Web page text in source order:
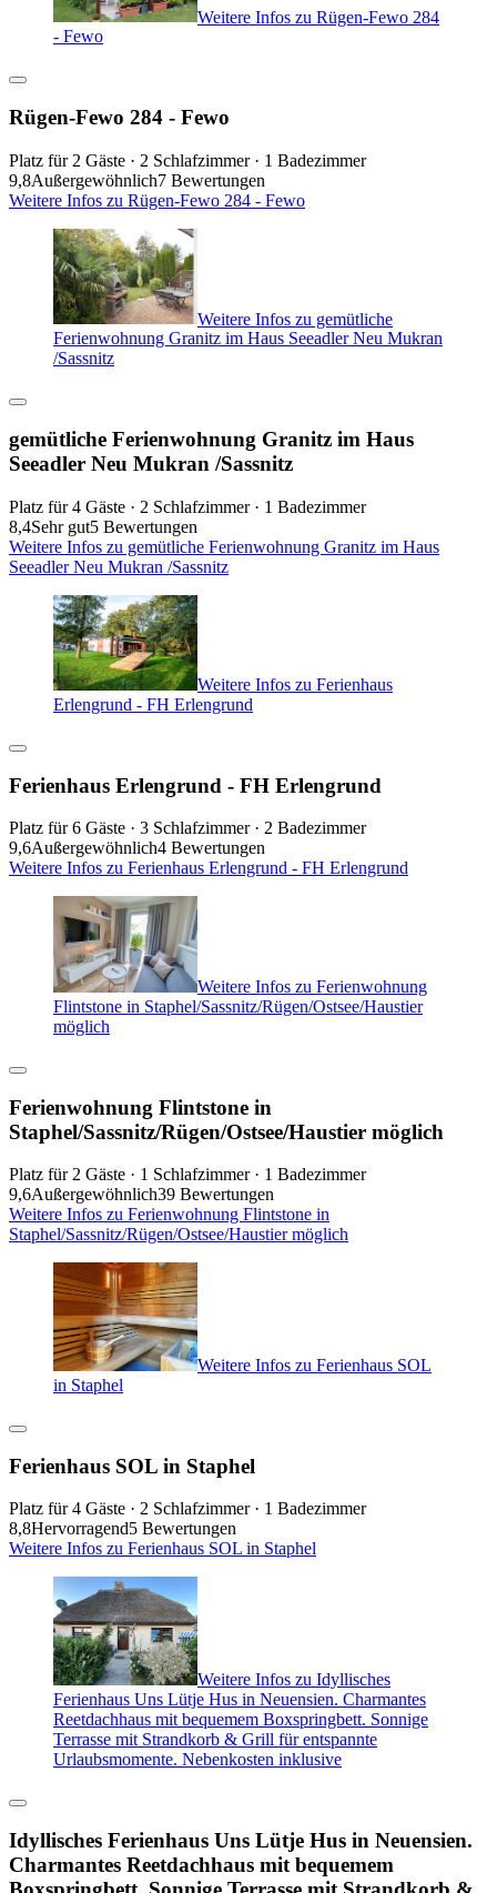
Weitere Infos zu Rügen-Fewo 284
- Fewo
Rügen-Fewo 284 - Fewo
Platz für 2 Gäste · 2 Schlafzimmer · 1 Badezimmer
9,8Außergewöhnlich7 Bewertungen
Weitere Infos zu Rügen-Fewo 284 - Fewo
Weitere Infos zu gemütliche
Ferienwohnung Granitz im Haus Seeadler Neu Mukran
/Sassnitz
gemütliche Ferienwohnung Granitz im Haus
Seeadler Neu Mukran /Sassnitz
Platz für 4 Gäste · 2 Schlafzimmer · 1 Badezimmer
8,4Sehr gut5 Bewertungen
Weitere Infos zu gemütliche Ferienwohnung Granitz im Haus
Seeadler Neu Mukran /Sassnitz
Weitere Infos zu Ferienhaus
Erlengrund - FH Erlengrund
Ferienhaus Erlengrund - FH Erlengrund
Platz für 6 Gäste · 3 Schlafzimmer · 2 Badezimmer
9,6Außergewöhnlich4 Bewertungen
Weitere Infos zu Ferienhaus Erlengrund - FH Erlengrund
Weitere Infos zu Ferienwohnung
Flintstone in Staphel/Sassnitz/Rügen/Ostsee/Haustier
möglich
Ferienwohnung Flintstone in
Staphel/Sassnitz/Rügen/Ostsee/Haustier möglich
Platz für 2 Gäste · 1 Schlafzimmer · 1 Badezimmer
9,6Außergewöhnlich39 Bewertungen
Weitere Infos zu Ferienwohnung Flintstone in
Staphel/Sassnitz/Rügen/Ostsee/Haustier möglich
Weitere Infos zu Ferienhaus SOL
in Staphel
Ferienhaus SOL in Staphel
Platz für 4 Gäste · 2 Schlafzimmer · 1 Badezimmer
8,8Hervorragend5 Bewertungen
Weitere Infos zu Ferienhaus SOL in Staphel
Weitere Infos zu Idyllisches
Ferienhaus Uns Lütje Hus in Neuensien. Charmantes
Reetdachhaus mit bequemem Boxspringbett. Sonnige
Terrasse mit Strandkorb & Grill für entspannte
Urlaubsmomente. Nebenkosten inklusive
Idyllisches Ferienhaus Uns Lütje Hus in Neuensien.
Charmantes Reetdachhaus mit bequemem